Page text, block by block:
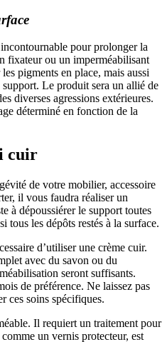
pour prolonger la
fixateur ou un imperméabilisant
pigments en place, mais aussi
Le produit sera un allié de
diverses agressions extérieures.
déterminé en fonction de la
cuir
de votre mobilier, accessoire
il vous faudra réaliser un
à dépoussiérer le support toutes
tous les dépôts restés à la surface.
d’utiliser une crème cuir.
avec du savon ou du
seront suffisants.
de préférence. Ne laissez pas
ces soins spécifiques.
Il requiert un traitement pour
un vernis protecteur, est